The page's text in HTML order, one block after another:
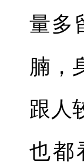
量多
腩，
跟人
也都